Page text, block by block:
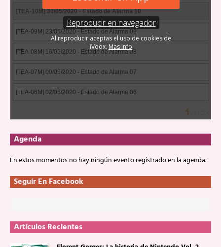
Agenda
En estos momentos no hay ningún evento registrado en la agenda.
Seguir En Facebook
Artículos Recientes